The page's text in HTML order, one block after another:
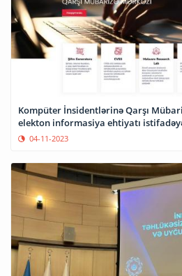
Kompüter İnsidentlərinə Qarşı
elekton informasiya ehtiyatı
04-11-2023